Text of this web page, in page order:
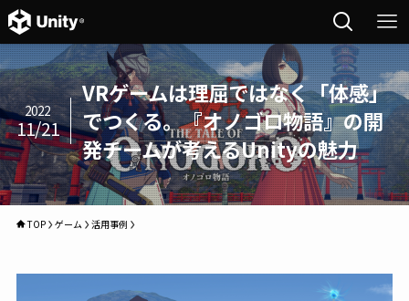
VRゲームは理屈ではなく「体感」
でつくる。『オノゴロ物語』の開
発チームが考えるUnityの魅力
2022
11/21
TOP ゲーム 活用事例